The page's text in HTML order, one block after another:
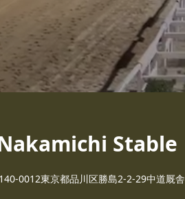
Stable
0012東京都品川区勝島2-2-29中道厩舎